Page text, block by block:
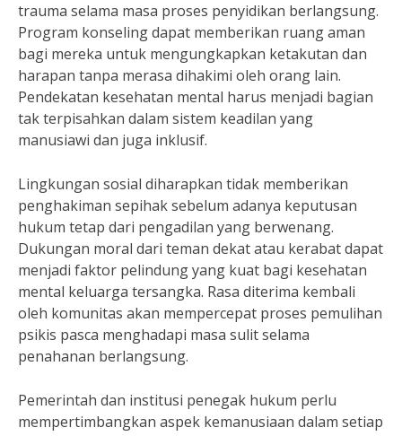
trauma selama masa proses penyidikan berlangsung.
Program konseling dapat memberikan ruang aman
bagi mereka untuk mengungkapkan ketakutan dan
harapan tanpa merasa dihakimi oleh orang lain.
Pendekatan kesehatan mental harus menjadi bagian
tak terpisahkan dalam sistem keadilan yang
manusiawi dan juga inklusif.
Lingkungan sosial diharapkan tidak memberikan
penghakiman sepihak sebelum adanya keputusan
hukum tetap dari pengadilan yang berwenang.
Dukungan moral dari teman dekat atau kerabat dapat
menjadi faktor pelindung yang kuat bagi kesehatan
mental keluarga tersangka. Rasa diterima kembali
oleh komunitas akan mempercepat proses pemulihan
psikis pasca menghadapi masa sulit selama
penahanan berlangsung.
Pemerintah dan institusi penegak hukum perlu
mempertimbangkan aspek kemanusiaan dalam setiap